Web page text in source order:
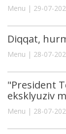
Menu | 29-07-
Diqqat,
Menu | 28-07-
"President
eksklyuziv
Menu | 28-07-